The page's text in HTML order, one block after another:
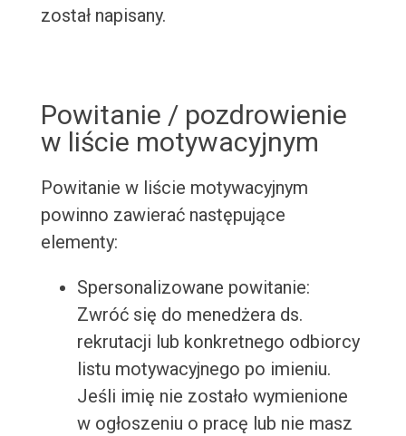
został napisany.
Powitanie / pozdrowienie
w liście motywacyjnym
Powitanie w liście motywacyjnym
powinno zawierać następujące
elementy:
Spersonalizowane powitanie:
Zwróć się do menedżera ds.
rekrutacji lub konkretnego odbiorcy
listu motywacyjnego po imieniu.
Jeśli imię nie zostało wymienione
w ogłoszeniu o pracę lub nie masz